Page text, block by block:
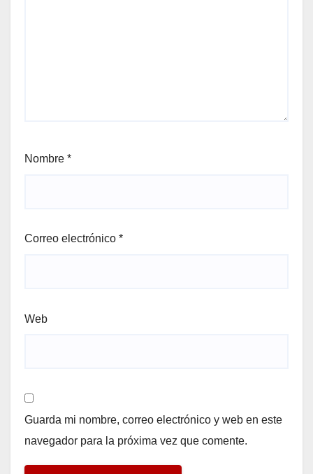
Nombre *
Correo electrónico *
Web
Guarda mi nombre, correo electrónico y web en este
navegador para la próxima vez que comente.